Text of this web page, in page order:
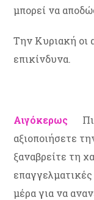
μπορεί να
Την Κυριακή οι
επικίνδυνα.
Αιγόκερως
αξιοποιήσετε
ξαναβρείτε τη
μέρα για να